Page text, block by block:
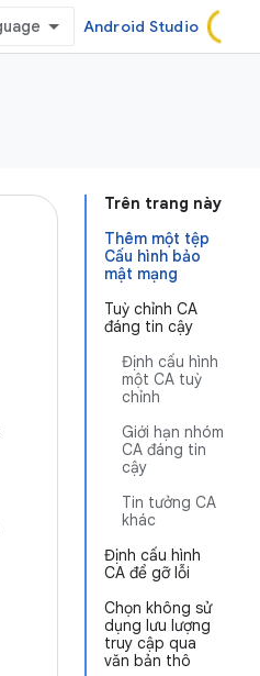
Android Studio
Trên trang này
Thêm một tệp
Cấu hình bảo
mật mạng
Tuỳ chỉnh CA
đáng tin cậy
Định cấu hình
một CA tuỳ
chỉnh
Giới hạn nhóm
CA đáng tin
cậy
Tin tưởng CA
khác
Định cấu hình
CA để gỡ lỗi
Chọn không sử
dụng lưu lượng
truy cập qua
văn bản thô